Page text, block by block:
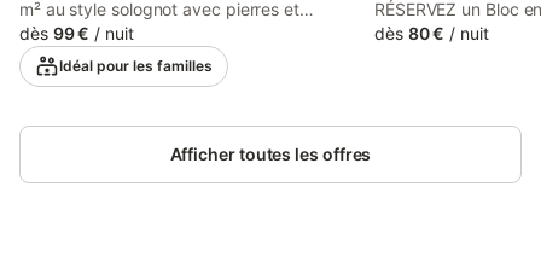
m² au style solognot avec pierres et
poutres, entièrement restaurée, allie le
charme du rustique à la modernité et
vous accueille depuis avril 2023. Située
de Chambord, dans le hameau de
Huisseau sur Cosson, cette maison de
vacances est idéale pour des séjours
dès 99 € / nuit
Idéal pour les familles
RÉSERVEZ un Bloc
4 à 6 couchages
ou HIRONDELLES
nuitées la 7è offerte
dès 80 € / nuit
Afficher toutes les offres